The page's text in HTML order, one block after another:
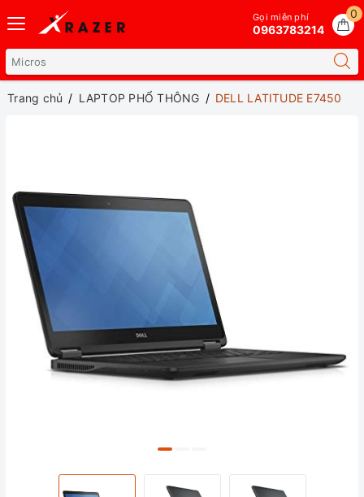
0
Gọi miễn phí
0963783214
Trang chủ LAPTOP PHỔ THÔNG DELL LATITUDE E7450